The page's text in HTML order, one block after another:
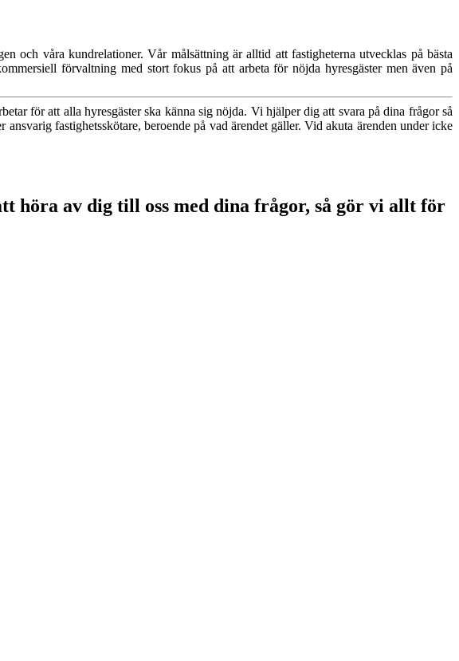
och våra kundrelationer. Vår målsättning är alltid att fastigheterna utvecklas på bästa
förvaltning med stort fokus på att arbeta för nöjda hyresgäster men även på
för att alla hyresgäster ska känna sig nöjda. Vi hjälper dig att svara på dina frågor så
fastighetsskötare, beroende på vad ärendet gäller. Vid akuta ärenden under icke
höra av dig till oss med dina frågor, så gör vi allt för